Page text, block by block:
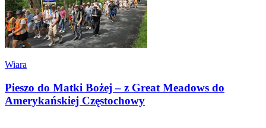
Wiara
Pieszo do Matki Bożej – z Great Meadows do
Amerykańskiej Częstochowy